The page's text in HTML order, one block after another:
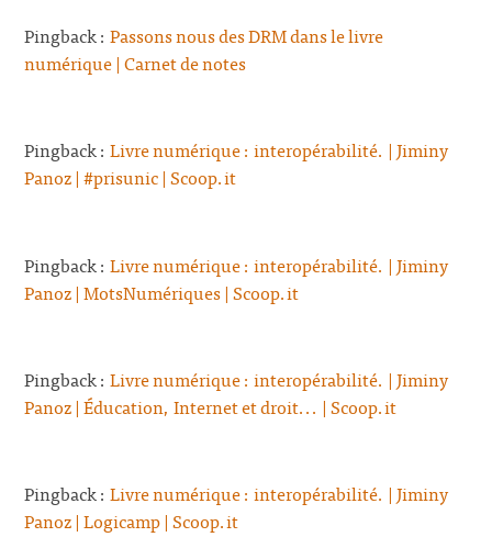
Pingback :Passons nous des DRM dans le livre
numérique | Carnet de notes
Pingback :Livre numérique : interopérabilité. | Jiminy
Panoz | #prisunic | Scoop.it
Pingback :Livre numérique : interopérabilité. | Jiminy
Panoz | MotsNumériques | Scoop.it
Pingback :Livre numérique : interopérabilité. | Jiminy
Panoz | Éducation, Internet et droit... | Scoop.it
Pingback :Livre numérique : interopérabilité. | Jiminy
Panoz | Logicamp | Scoop.it